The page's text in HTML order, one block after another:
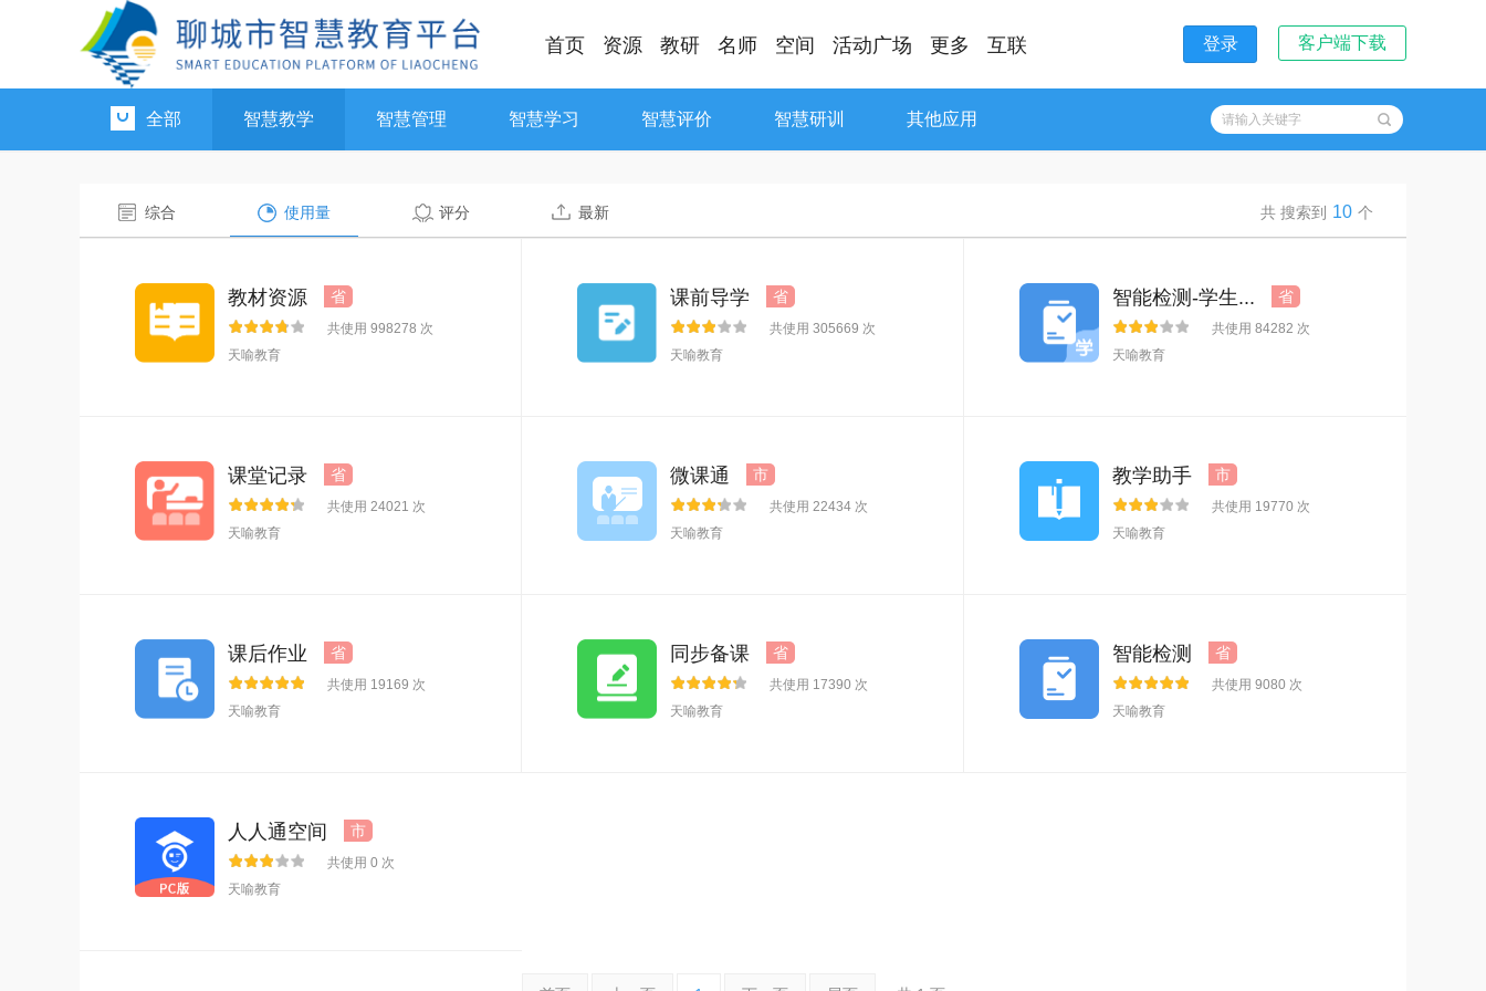
首页 资源 教研 名师 空间 活动广场 更多 互联 登录 客户端下载
全部 智慧教学 智慧管理 智慧学习 智慧评价 智慧研训 其他应用
共 搜索到 10 个
综合 使用量 评分 最新
教材资源 省
共使用 998278 次
天喻教育
课前导学 省
共使用 305669 次
天喻教育
智能检测-学生... 省
共使用 84282 次
天喻教育
课堂记录 省
共使用 24021 次
天喻教育
微课通 市
共使用 22434 次
天喻教育
教学助手 市
共使用 19770 次
天喻教育
课后作业 省
共使用 19169 次
天喻教育
同步备课 省
共使用 17390 次
天喻教育
智能检测 省
共使用 9080 次
天喻教育
人人通空间 市
共使用 0 次
天喻教育